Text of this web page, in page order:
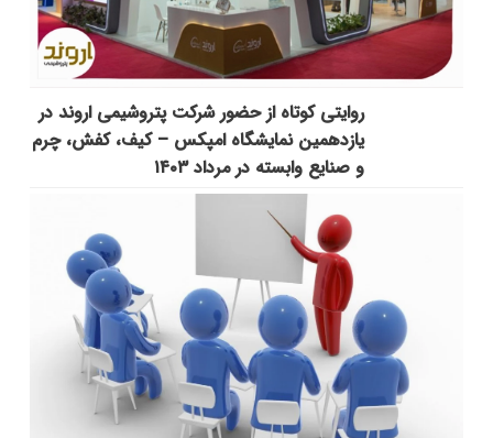
روایتی کوتاه از حضور شرکت پتروشیمی اروند در
یازدهمین نمایشگاه امپکس‌ – کیف، کفش، چرم
و صنایع وابسته در مرداد ۱۴۰۳